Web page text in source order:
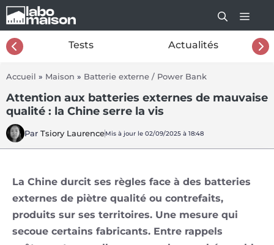
Aller
au
contenu
Tests Actualités
Accueil » Maison » Batterie externe / Power Bank
Attention aux batteries externes de mauvaise
qualité : la Chine serre la vis
Par Tsiory LaurenceMis à jour le 02/09/2025 à 18:48
La Chine durcit ses règles face à des batteries
externes de piètre qualité ou contrefaits,
produits sur ses territoires. Une mesure qui
secoue certains fabricants. Entre rappels